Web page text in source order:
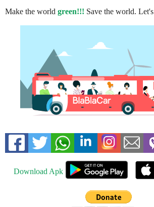
Make the world green!!! Save the world.
Download Apk